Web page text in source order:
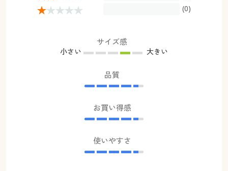
よくある質問とお問い合わせ
(0)
サイズ感
小さい 大きい
品質
お買い得感
使いやすさ